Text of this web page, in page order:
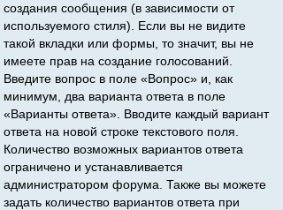
создания сообщения (в зависимости от
используемого стиля). Если вы не видите
такой вкладки или формы, то значит, вы не
имеете прав на создание голосований.
Введите вопрос в поле «Вопрос» и, как
минимум, два варианта ответа в поле
«Варианты ответа». Вводите каждый вариант
ответа на новой строке текстового поля.
Количество возможных вариантов ответа
ограничено и устанавливается
администратором форума. Также вы можете
задать количество вариантов ответа при